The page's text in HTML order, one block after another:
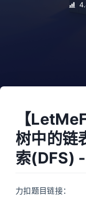
【
树中的链
索(DFS)
力扣题目链接：